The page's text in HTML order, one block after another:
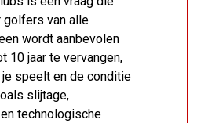
van alle
wordt aanbevolen
10 jaar te vervangen,
je speelt en de conditie
slijtage,
technologische